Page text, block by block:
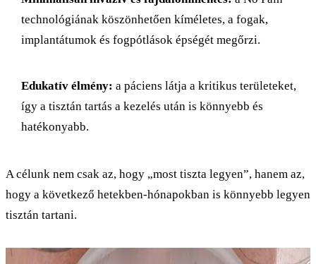
technológiának köszönhetően kíméletes, a fogak,
implantátumok és fogpótlások épségét megőrzi.
Edukatív élmény: a páciens látja a kritikus területeket,
így a tisztán tartás a kezelés után is könnyebb és
hatékonyabb.
A célunk nem csak az, hogy „most tiszta legyen”, hanem az,
hogy a következő hetekben-hónapokban is könnyebb legyen
tisztán tartani.